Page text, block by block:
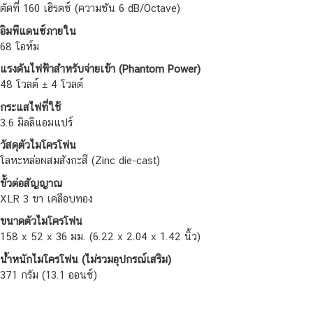
ตัดที่ 160 เฮิรตซ์ (ความชัน 6 dB/Octave)
อิมพีแดนซ์ภายใน
68 โอห์ม
แรงดันไฟฟ้าสำหรับจ่ายเข้า (Phantom Power)
48 โวลต์ ± 4 โวลต์
กระแสไฟที่ใช้
3.6 มิลลิแอมแปร์
วัสดุตัวไมโครโฟน
โลหะหล่อผสมสังกะสี (Zinc die-cast)
ขั้วต่อสัญญาณ
XLR 3 ขา เคลือบทอง
ขนาดตัวไมโครโฟน
158 x 52 x 36 มม. (6.22 x 2.04 x 1.42 นิ้ว)
น้ำหนักไมโครโฟน (ไม่รวมอุปกรณ์เสริม)
371 กรัม (13.1 ออนซ์)